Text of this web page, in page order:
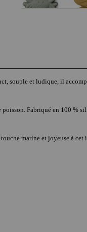
et ludique, il
Fabriqué en 100
marine et joyeuse à cet